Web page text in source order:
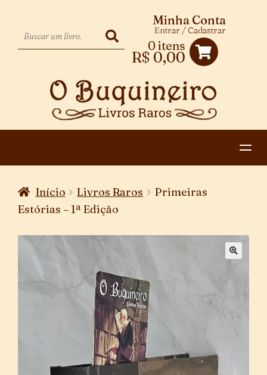
0 itens
R$ 0,00
Minha Conta
Entrar / Cadastrar
CONTATO
Início Livros Raros
Primeiras
Estórias – 1ª Edição